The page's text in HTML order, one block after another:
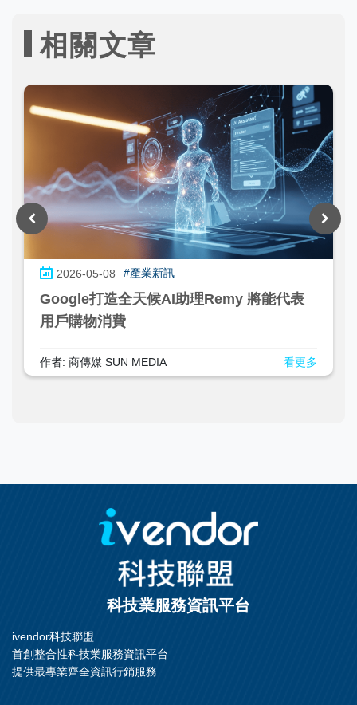
相關文章
2026-05-08 #產業新訊
Google打造全天候AI助理Remy 將能代表
用戶購物消費
作者: 商傳媒 SUN MEDIA 看更多
科技業服務資訊平台
ivendor科技聯盟
首創整合性科技業服務資訊平台
提供最專業齊全資訊行銷服務